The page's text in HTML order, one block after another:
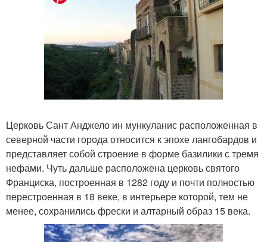
Церковь Сант Анджело ин мункуланис расположенная в
северной части города относится к эпохе лангобардов и
представляет собой строение в форме базилики с тремя
нефами. Чуть дальше расположена церковь святого
Франциска, построенная в 1282 году и почти полностью
перестроенная в 18 веке, в интерьере которой, тем не
менее, сохранились фрески и алтарный образ 15 века.